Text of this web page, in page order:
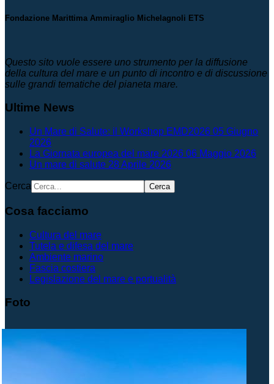
Fondazione Marittima Ammiraglio Michelagnoli ETS
Questo sito vuole essere uno strumento per la diffusione
della cultura del mare e un punto di incontro e di discussione
sulle grandi tematiche del pianeta mare.
Ultime News
Un Mare di Salute: il Workshop EMD2026 05 Giugno
2026
La Giornata europea del mare 2026 06 Maggio 2026
Un mare di salute 28 Aprile 2026
Cerca Cerca
Cosa facciamo
Cultura del mare
Tutela e difesa del mare
Ambiente marino
Fascia costiera
Legislazione del mare e portualità
Foto